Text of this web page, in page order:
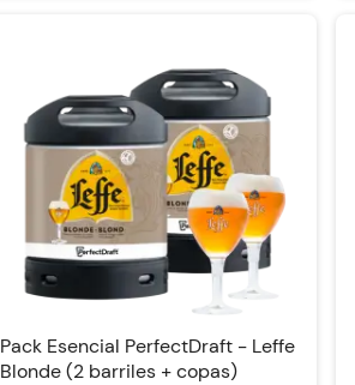
Pack Esencial PerfectDraft - Leffe
Blonde (2 barriles + copas)